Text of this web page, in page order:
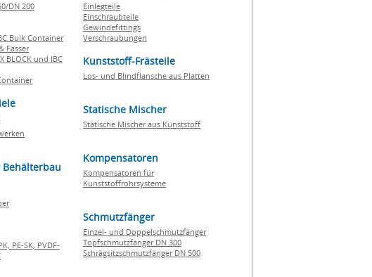
DN 200
Bulk Container
Fässer
BLOCK und IBC
PE-SK, PVDF-
Einlegteile
Einschraubteile
Gewindefittings
Verschraubungen
Kunststoff-Frästeile
Los- und Blindflansche aus Platten
Statische Mischer
Statische Mischer aus Kunststoff
Kompensatoren
Kompensatoren für
Kunststoffrohrsysteme
Schmutzfänger
Einzel- und Doppelschmutzfänger
Topfschmutzfänger DN 300
Schrägsitzschmutzfänger DN 500